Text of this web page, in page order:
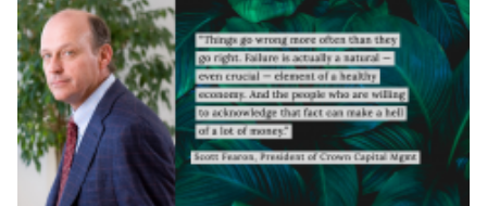
Trích đoạn: Scott Fearon và bài học xương
khởi nghiệp nhà hàng